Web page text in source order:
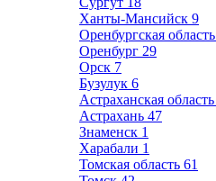
Ханты-Мансийск 9
Оренбургская область
Оренбург 29
Орск 7
Бузулук 6
Астраханская область
Астрахань 47
Знаменск 1
Харабали 1
Томская область 61